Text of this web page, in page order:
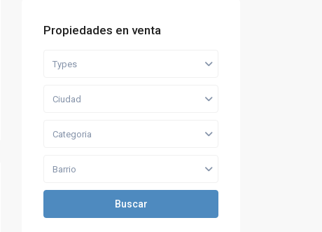
Propiedades en venta
Types
Ciudad
Categoria
Barrio
Buscar